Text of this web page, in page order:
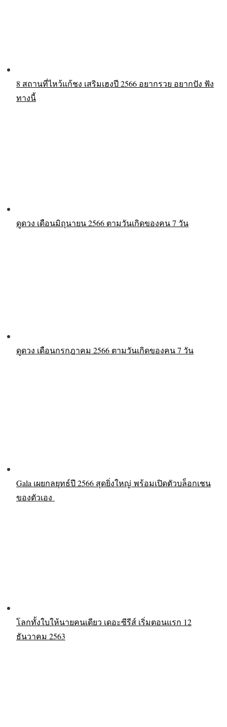
8 สถานที่ไหว้แก้ชง เสริมเฮงปี 2566 อยากรวย อยากปัง ฟัง
ทางนี้
ดูดวง เดือนมิถุนายน 2566 ตามวันเกิดของคน 7 วัน
ดูดวง เดือนกรกฎาคม 2566 ตามวันเกิดของคน 7 วัน
Gala เผยกลยุทธ์ปี 2566 สุดยิ่งใหญ่ พร้อมเปิดตัวบล็อกเชน
ของตัวเอง
โลกทั้งใบให้นายคนเดียว เดอะซีรีส์ เริ่มตอนแรก 12
ธันวาคม 2563